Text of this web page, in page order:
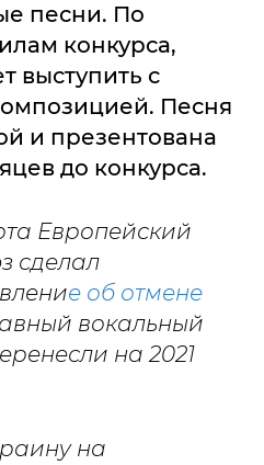
песни. По
конкурса,
выступить с
Песня
и презентована
до конкурса.
Европейский
сделал
е об отмене
вокальный
на 2021
на